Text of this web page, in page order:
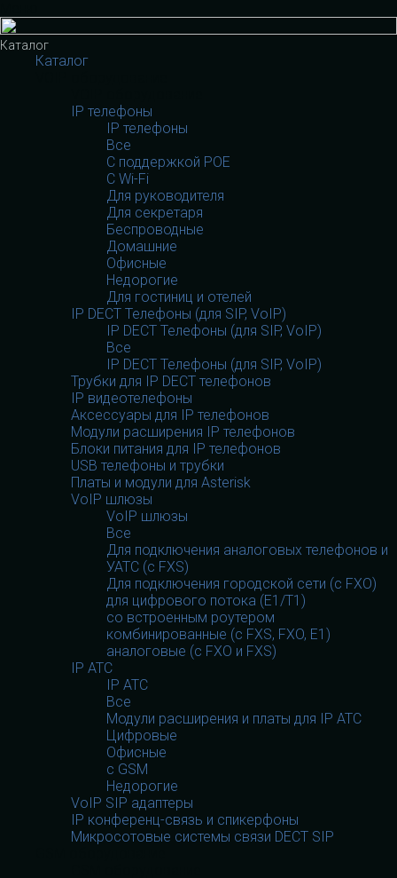
Каталог
Каталог
IP телефоны
IP телефоны
Все
С поддержкой POE
C Wi-Fi
Для руководителя
Для секретаря
Беспроводные
Домашние
Офисные
Недорогие
Для гостиниц и отелей
IP DECT Телефоны (для SIP, VoIP)
IP DECT Телефоны (для SIP, VoIP)
Все
IP DECT Телефоны (для SIP, VoIP)
Трубки для IP DECT телефонов
IP видеотелефоны
Аксессуары для IP телефонов
Модули расширения IP телефонов
Блоки питания для IP телефонов
USB телефоны и трубки
Платы и модули для Asterisk
VoIP шлюзы
VoIP шлюзы
Все
Для подключения аналоговых телефонов и
УАТС (с FXS)
Для подключения городской сети (с FXO)
для цифрового потока (E1/T1)
со встроенным роутером
комбинированные (c FXS, FXO, E1)
аналоговые (с FXO и FXS)
IP АТС
IP АТС
Все
Модули расширения и платы для IP АТС
Цифровые
Офисные
с GSM
Недорогие
VoIP SIP адаптеры
IP конференц-связь и спикерфоны
Микросотовые системы связи DECT SIP